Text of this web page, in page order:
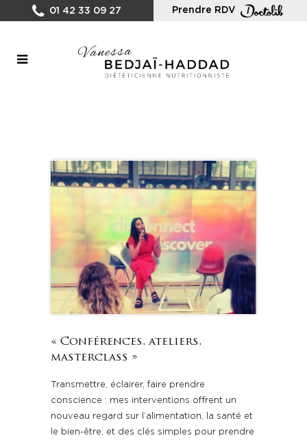
01 42 33 09 27 Prendre RDV
« Conférences, ateliers,
masterclass »
Transmettre, éclairer, faire prendre
conscience : mes interventions offrent un
nouveau regard sur l’alimentation, la santé et
le bien-être, et des clés simples pour prendre